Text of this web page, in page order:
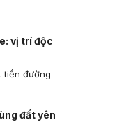
vị trí độc
tiền đường
đất yên